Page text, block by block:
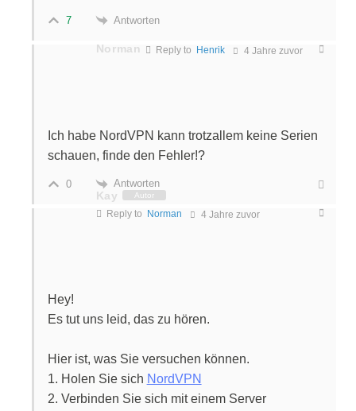
7 Antworten
Norman Reply to Henrik 4 Jahre zuvor
Ich habe NordVPN kann trotzallem keine Serien
schauen, finde den Fehler!?
0 Antworten
Kay Autor
Reply to Norman 4 Jahre zuvor
Hey!
Es tut uns leid, das zu hören.
Hier ist, was Sie versuchen können.
1. Holen Sie sich NordVPN
2. Verbinden Sie sich mit einem Server